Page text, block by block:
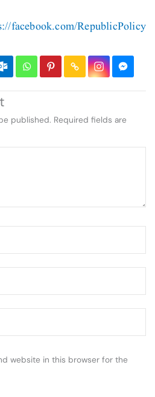
facebook.com/RepublicPolicy
published. Required fields are
website in this browser for the